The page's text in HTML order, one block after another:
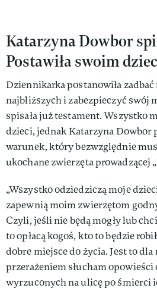
Katarzyna Dowbor
Postawiła swoim
Dziennikarka postanowiła
najbliższych i zabezpieczyć swój
spisała już testament. Wszystko
dzieci, jednak Katarzyna Dowbor
warunek, który bezwzględnie
ukochane zwierzęta prowadzącej
„Wszystko odziedziczą moje
zapewnią moim zwierzętom
Czyli, jeśli nie będą mogły lub
to opłacą kogoś, kto to będzie
dobre miejsce do życia. Jest to dla
przerażeniem słucham opowieści
wyrzuconych na ulicę po śmierci